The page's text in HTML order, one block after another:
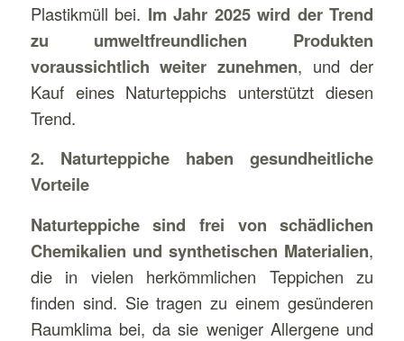
Plastikmüll bei. Im Jahr 2025 wird der Trend
zu umweltfreundlichen Produkten
voraussichtlich weiter zunehmen, und der
Kauf eines Naturteppichs unterstützt diesen
Trend.
2. Naturteppiche haben gesundheitliche
Vorteile
Naturteppiche sind frei von schädlichen
Chemikalien und synthetischen Materialien,
die in vielen herkömmlichen Teppichen zu
finden sind. Sie tragen zu einem gesünderen
Raumklima bei, da sie weniger Allergene und